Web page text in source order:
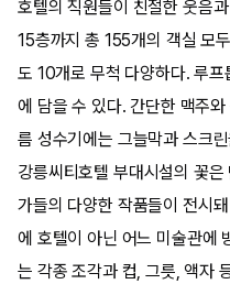
호텔의 직원들이 친절한 웃음
15층까지 총 155개의 객실 모
도 10개로 무척 다양하다. 루
에 담을 수 있다. 간단한 맥주
름 성수기에는 그늘막과 스크
강릉씨티호텔 부대시설의 꽃
가들의 다양한 작품들이 전시
에 호텔이 아닌 어느 미술관에
는 각종 조각과 컵, 그릇, 액자